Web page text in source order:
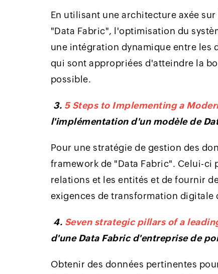
En utilisant une architecture axée
"Data Fabric", l'optimisation du
une intégration dynamique entre les
qui sont appropriées d'atteindre la
possible.
3. 5 Steps to Implementing a
l'implémentation d'un modèle de
Pour une stratégie de gestion des
framework de "Data Fabric". Celui-
relations et les entités et de fournir
exigences de transformation digitale
4. Seven strategic pillars of a
d'une Data Fabric d'entreprise de
Obtenir des données pertinentes